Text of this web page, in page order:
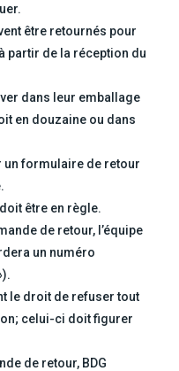
être retournés pour
partir de la réception du
dans leur emballage
en douzaine ou dans
un formulaire de retour
être en règle.
de retour, l’équipe
un numéro
le droit de refuser tout
celui-ci doit figurer
de retour, BDG